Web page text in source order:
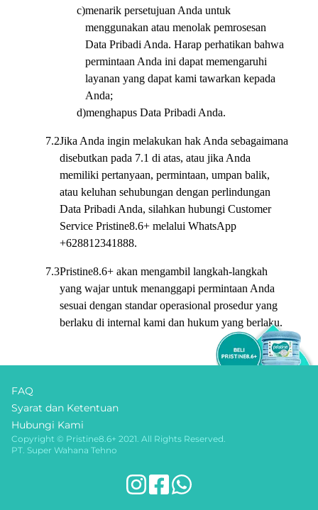
c)menarik persetujuan Anda untuk
menggunakan atau menolak pemrosesan
Data Pribadi Anda. Harap perhatikan bahwa
permintaan Anda ini dapat memengaruhi
layanan yang dapat kami tawarkan kepada
Anda;
d)menghapus Data Pribadi Anda.
7.2Jika Anda ingin melakukan hak Anda sebagaimana
disebutkan pada 7.1 di atas, atau jika Anda
memiliki pertanyaan, permintaan, umpan balik,
atau keluhan sehubungan dengan perlindungan
Data Pribadi Anda, silahkan hubungi Customer
Service Pristine8.6+ melalui WhatsApp
+628812341888.
7.3Pristine8.6+ akan mengambil langkah-langkah
yang wajar untuk menanggapi permintaan Anda
sesuai dengan standar operasional prosedur yang
berlaku di internal kami dan hukum yang berlaku.
FAQ
Syarat dan Ketentuan
Hubungi Kami
Copyright © Pristine8.6+ 2021. All Rights Reserved.
PT. Super Wahana Tehno